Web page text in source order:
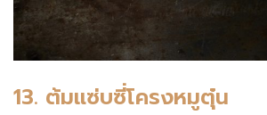
13. ต้มแซ่บซี่โครงหมูตุ๋น